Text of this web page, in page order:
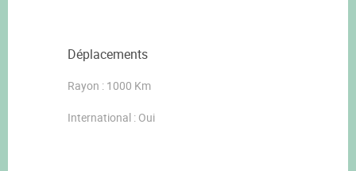
Déplacements
Rayon : 1000 Km
International : Oui